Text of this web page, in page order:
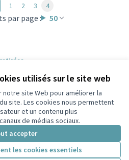
utilisés sur le site web
site Web pour améliorer la
site. Les cookies nous permettent
et un contenu plus
de médias sociaux.
accepter
les cookies essentiels
par page : 50
1 2 3 4
Facebook
sur Instagram
sur YouTube